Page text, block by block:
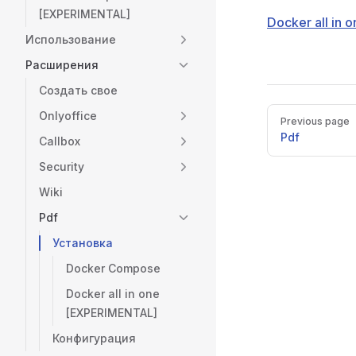
[EXPERIMENTAL]
Использование
Расширения
Создать свое
Onlyoffice
Callbox
Security
Wiki
Pdf
Установка
Docker Compose
Docker all in one
[EXPERIMENTAL]
Конфигурация
Docker all in
Pager
Previous page
Pdf